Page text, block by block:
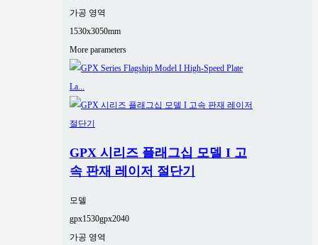
가공 영역
1530x3050mm
More parameters
GPX 시리즈 플래그십 모델 I 고
속 판재 레이저 절단기
모델
gpx1530gpx2040
가공 영역